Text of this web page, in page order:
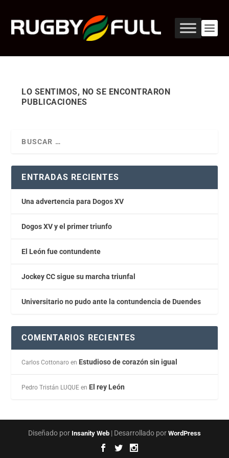
LO SENTIMOS, NO SE ENCONTRARON
PUBLICACIONES
ENTRADAS RECIENTES
Una advertencia para Dogos XV
Dogos XV y el primer triunfo
El León fue contundente
Jockey CC sigue su marcha triunfal
Universitario no pudo ante la contundencia de Duendes
COMENTARIOS RECIENTES
Carlos Cottonaro en Estudioso de corazón sin igual
Pedro Tristán LUQUE en El rey León
Diseñado por Insanity Web | Desarrollado por WordPress